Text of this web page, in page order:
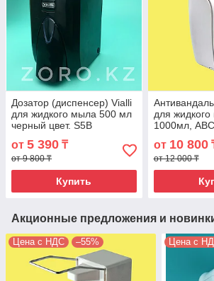
Дозатор (диспенсер) Vialli
для жидкого мыла 500 мл
черный цвет. S5B
от 5 390 ₸
от 9 800 ₸
Купить
для
1000мл, ABC
от 10 800
от 12 000 ₸
Акционные предложения и
Цена с НДС –55% Цена с